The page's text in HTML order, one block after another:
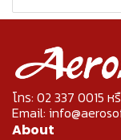
โทร: 02 337 0015 ห
Email:
About